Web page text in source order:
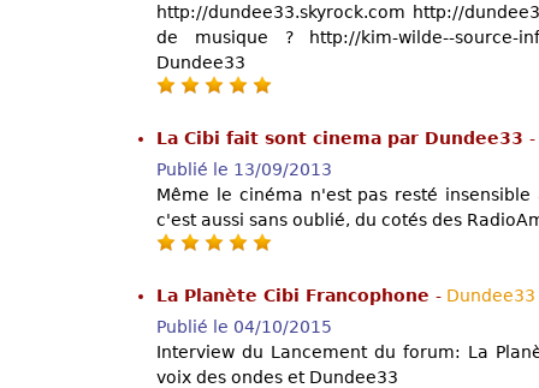
http://dundee33.skyrock.com http://
de musique ? http://kim-wilde--source-
Dundee33
La Cibi fait sont cinema par Dundee33 -
Publié le 13/09/2013
Même le cinéma n'est pas resté
c'est aussi sans oublié, du cotés des
La Planète Cibi Francophone - Dundee33
Publié le 04/10/2015
Interview du Lancement du forum: La
voix des ondes et Dundee33